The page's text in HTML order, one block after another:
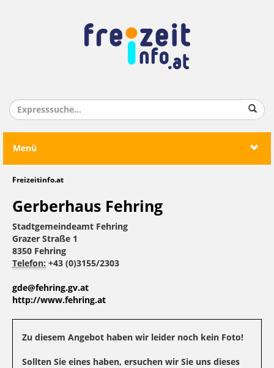
Menü
Freizeitinfo.at
Gerberhaus Fehring
Stadtgemeindeamt Fehring
Grazer Straße 1
8350 Fehring
Telefon: +43 (0)3155/2303
gde@fehring.gv.at
http://www.fehring.at
Zu diesem Angebot haben wir leider noch kein Foto!
Sollten Sie eines haben, ersuchen wir Sie uns dieses